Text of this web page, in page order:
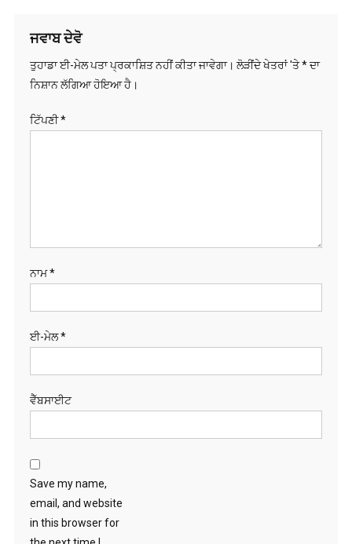
ਜਵਾਬ ਦੇਵੋ
ਤੁਹਾਡਾ ਈ-ਮੇਲ ਪਤਾ ਪ੍ਰਕਾਸ਼ਿਤ ਨਹੀਂ ਕੀਤਾ ਜਾਵੇਗਾ। ਲੋੜੀਂਦੇ ਖੇਤਰਾਂ 'ਤੇ*ਦਾ
ਨਿਸ਼ਾਨ ਲੱਗਿਆ ਹੋਇਆ ਹੈ।
ਟਿੱਪਣੀ*
ਨਾਮ*
ਈ-ਮੇਲ*
ਵੈੱਬਸਾਈਟ
Save my name,
email, and website
in this browser for